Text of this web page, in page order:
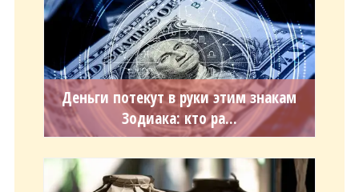
Деньги потекут в руки этим знакам
Зодиака: кто ра...